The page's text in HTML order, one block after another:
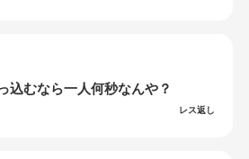
込むなら一人何秒なんや？
レス返し